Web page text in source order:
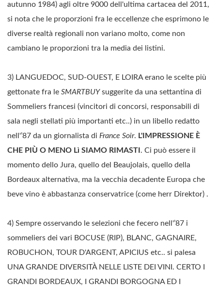
autunno 1984) agli oltre 9000 dell'ultima cartacea del 2011,
si nota che le proporzioni fra le eccellenze che esprimono le
diverse realtà regionali non variano molto, come non
cambiano le proporzioni tra la media dei listini.
3) LANGUEDOC, SUD-OUEST, E LOIRA erano le scelte più
gettonate fra le SMARTBUYsuggerite da una settantina di
Sommeliers francesi (vincitori di concorsi, responsabili di
sala negli stellati più importanti etc..) in un libello redatto
nell'’87 da un giornalista di France Soir. L'IMPRESSIONE È
CHE PIÙ O MENO Lì SIAMO RIMASTI . Ci può essere il
momento dello Jura, quello del Beaujolais, quello della
Bordeaux alternativa, ma la vecchia decadente Europa che
beve vino è abbastanza conservatrice (come herr Direktor) .
4) Sempre osservando le selezioni che fecero nell'’87 i
sommeliers dei vari BOCUSE (RIP), BLANC, GAGNAIRE,
ROBUCHON, TOUR D'ARGENT, APICIUS etc.. si palesa
UNA GRANDE DIVERSITÀ NELLE LISTE DEI VINI. CERTO I
GRANDI BORDEAUX, I GRANDI BORGOGNA ED I